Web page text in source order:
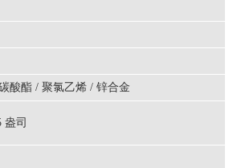
酸酯 / 聚氯乙烯 / 锌合金
盎司